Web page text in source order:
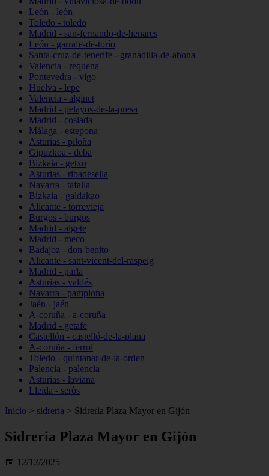
León - león
Toledo - toledo
Madrid - san-fernando-de-henares
León - garrafe-de-torío
Santa-cruz-de-tenerife - granadilla-de-abona
Valencia - requena
Pontevedra - vigo
Huelva - lepe
Valencia - alginet
Madrid - pelayos-de-la-presa
Madrid - coslada
Málaga - estepona
Asturias - piloña
Gipuzkoa - deba
Bizkaia - getxo
Asturias - ribadesella
Navarra - tafalla
Bizkaia - galdakao
Alicante - torrevieja
Burgos - burgos
Madrid - algete
Madrid - meco
Badajoz - don-benito
Alicante - sant-vicent-del-raspeig
Madrid - parla
Asturias - valdés
Navarra - pamplona
Jaén - jaén
A-coruña - a-coruña
Madrid - getafe
Castellón - castelló-de-la-plana
A-coruña - ferrol
Toledo - quintanar-de-la-orden
Palencia - palencia
Asturias - laviana
Lleida - seròs
Inicio > sidreria > Sidreria Plaza Mayor en Gijón
Sidreria Plaza Mayor en Gijón
📅 12/12/2025